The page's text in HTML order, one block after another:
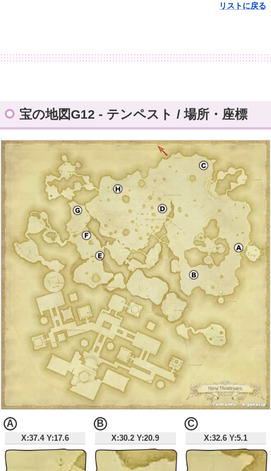
リストに戻る
宝の地図G12 - テンペスト / 場所・座標
X:37.4 Y:17.6
A
X:30.2 Y:20.9
B
X:32.6 Y:5.1
C